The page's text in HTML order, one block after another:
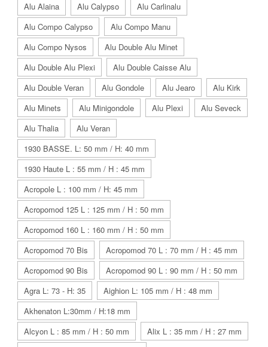
Alu Alaina
Alu Calypso
Alu Carlinalu
Alu Compo Calypso
Alu Compo Manu
Alu Compo Nysos
Alu Double Alu Minet
Alu Double Alu Plexi
Alu Double Caisse Alu
Alu Double Veran
Alu Gondole Alu Jearo
Alu Kirk
Alu Minets
Alu Minigondole Alu Plexi
Alu Seveck
Alu Thalia
Alu Veran
1930 BASSE. L: 50 mm / H: 40 mm
1930 Haute L : 55 mm / H : 45 mm
Acropole L : 100 mm / H: 45 mm
Acropomod 125 L : 125 mm / H : 50 mm
Acropomod 160 L : 160 mm / H : 50 mm
Acropomod 70 Bis
Acropomod 70 L : 70 mm / H : 45 mm
Acropomod 90 Bis
Acropomod 90 L : 90 mm / H : 50 mm
Agra L: 73 - H: 35
Aighion L: 105 mm / H : 48 mm
Akhenaton L:30mm / H:18 mm
Alcyon L : 85 mm / H : 50 mm
Alix L : 35 mm / H : 27 mm